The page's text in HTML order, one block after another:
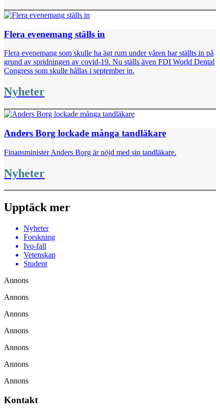
Flera evenemang ställs in
Flera evenemang som skulle ha ägt rum under våren har ställts in på
grund av spridningen av covid-19. Nu ställs även FDI World Dental
Congress som skulle hållas i september in.
Nyheter
Anders Borg lockade många tandläkare
Finansminister Anders Borg är nöjd med sin tandläkare.
Nyheter
Upptäck mer
Nyheter
Forskning
Ivo-fall
Vetenskap
Student
Annons
Annons
Annons
Annons
Annons
Annons
Annons
Kontakt